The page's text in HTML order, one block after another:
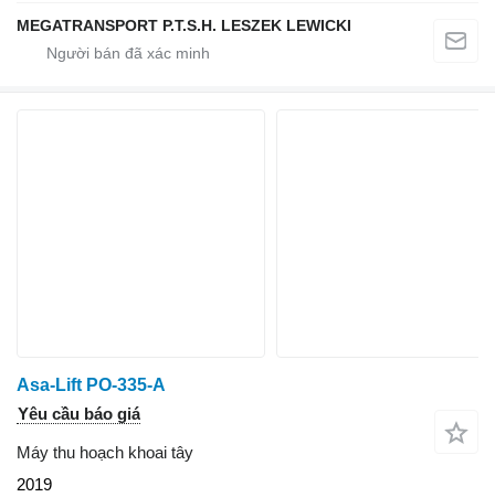
MEGATRANSPORT P.T.S.H. LESZEK LEWICKI
Asa-Lift PO-335-A
Yêu cầu báo giá
Máy thu hoạch khoai tây
2019